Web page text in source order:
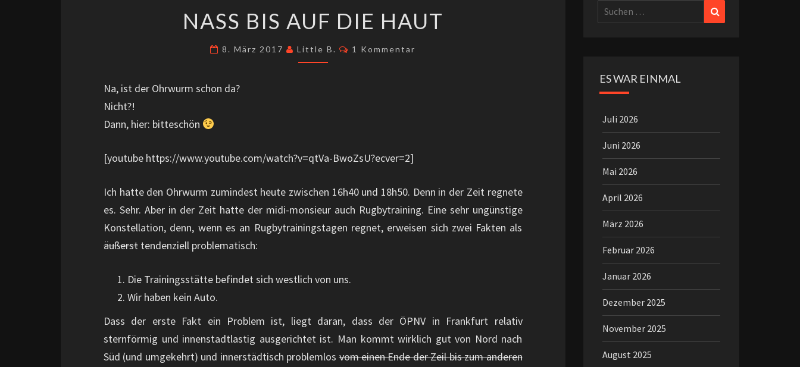
BIS
NASS BIS AUF DIE HAUT
8. März 2017 Little B. Kommentare
1 Kommentar
Na, ist der Ohrwurm schon da?
Nicht?!
Dann, hier: bitteschön
[youtube https://www.youtube.com/watch?v=qtVa-BwoZsU?ecver=2]
Ich hatte den Ohrwurm zumindest heute zwischen 16h40 und 18h50. Denn in der Zeit regnete
es. Sehr. Aber in der Zeit hatte der midi-monsieur auch Rugbytraining. Eine sehr ungünstige
Konstellation, denn, wenn es an Rugbytrainingstagen regnet, erweisen sich zwei Fakten als
äußerst tendenziell problematisch:
Die Trainingsstätte befindet sich westlich von uns.
Wir haben kein Auto.
Dass der erste Fakt ein Problem ist, liegt daran, dass der ÖPNV in Frankfurt relativ
sternförmig und innenstadtlastig ausgerichtet ist. Man kommt wirklich gut von Nord nach
Süd (und umgekehrt) und innerstädtisch problemlosvom einen Ende der Zeil bis zum anderen
Suchen
nach:
ES WAR EINMAL
Juli 2026
Juni 2026
Mai 2026
April 2026
März 2026
Februar 2026
Januar 2026
Dezember 2025
November 2025
August 2025